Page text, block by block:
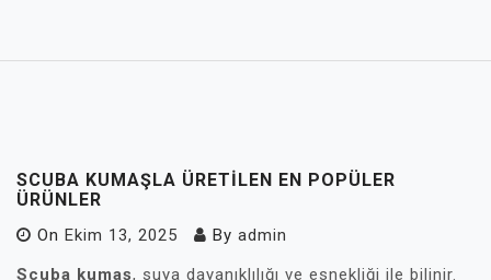
SCUBA KUMAŞLA ÜRETILEN EN POPÜLER
ÜRÜNLER
On Ekim 13, 2025 By admin
Scuba kumaş, suya dayanıklılığı ve esnekliği ile bilinir.